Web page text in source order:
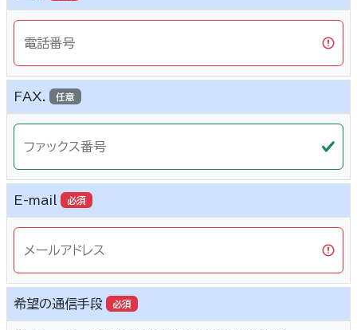
電話番号
FAX. 任意
ファックス番号
E-mail 必須
メールアドレス
希望の通信手段 必須